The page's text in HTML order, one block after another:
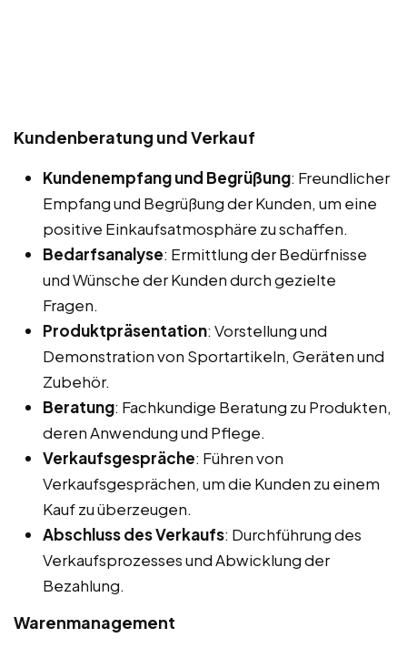
Kundenberatung und Verkauf
Kundenempfang und Begrüßung: Freundlicher
Empfang und Begrüßung der Kunden, um eine
positive Einkaufsatmosphäre zu schaffen.
Bedarfsanalyse: Ermittlung der Bedürfnisse
und Wünsche der Kunden durch gezielte
Fragen.
Produktpräsentation: Vorstellung und
Demonstration von Sportartikeln, Geräten und
Zubehör.
Beratung: Fachkundige Beratung zu Produkten,
deren Anwendung und Pflege.
Verkaufsgespräche: Führen von
Verkaufsgesprächen, um die Kunden zu einem
Kauf zu überzeugen.
Abschluss des Verkaufs: Durchführung des
Verkaufsprozesses und Abwicklung der
Bezahlung.
Warenmanagement